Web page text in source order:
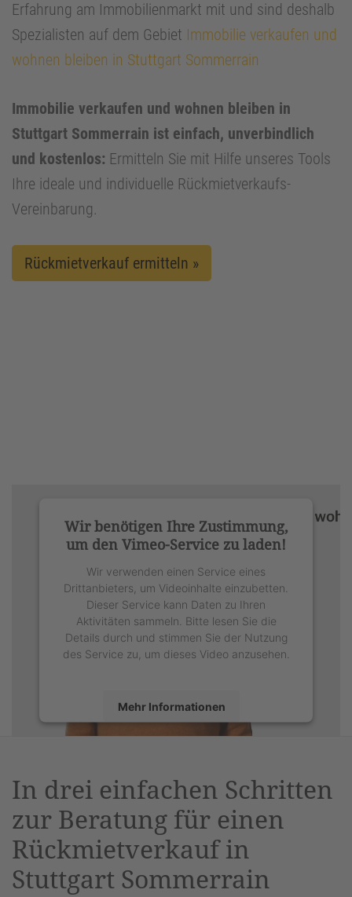
Erfahrung am Immobilienmarkt mit und sind deshalb
Spezialisten auf dem Gebiet Immobilie verkaufen und
wohnen bleiben in Stuttgart Sommerrain
Immobilie verkaufen und wohnen bleiben in
Stuttgart Sommerrain ist einfach, unverbindlich
und kostenlos: Ermitteln Sie mit Hilfe unseres Tools
Ihre ideale und individuelle Rückmietverkaufs-
Vereinbarung.
Rückmietverkauf ermitteln »
Wir benötigen Ihre Zustimmung,
um den Vimeo-Service zu laden!
Wir verwenden einen Service eines
Drittanbieters, um Videoinhalte einzubetten.
Dieser Service kann Daten zu Ihren
Aktivitäten sammeln. Bitte lesen Sie die
Details durch und stimmen Sie der Nutzung
des Service zu, um dieses Video anzusehen.
Mehr Informationen
Management Platform&eRecht24
In drei einfachen Schritten
zur Beratung für einen
Rückmietverkauf in
Stuttgart Sommerrain